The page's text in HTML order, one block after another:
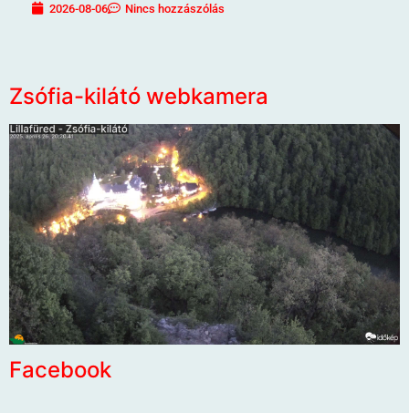
2026-08-06 Nincs hozzászólás
Zsófia-kilátó webkamera
Facebook